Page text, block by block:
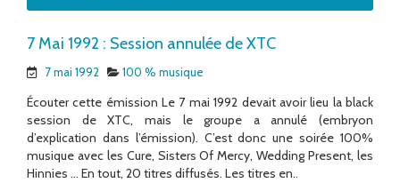
7 Mai 1992 : Session annulée de XTC
7 mai 1992 100 % musique
Écouter cette émission Le 7 mai 1992 devait avoir lieu la black
session de XTC, mais le groupe a annulé (embryon
d’explication dans l’émission). C’est donc une soirée 100%
musique avec les Cure, Sisters Of Mercy, Wedding Present, les
Hinnies … En tout, 20 titres diffusés. Les titres en..